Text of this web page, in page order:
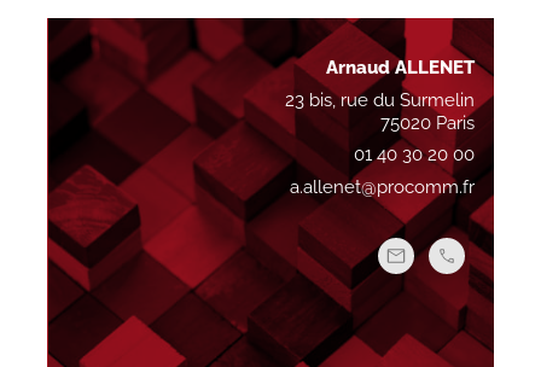
Arnaud ALLENET
23 bis, rue du Surmelin
75020 Paris
01 40 30 20 00
a.allenet@procomm.fr